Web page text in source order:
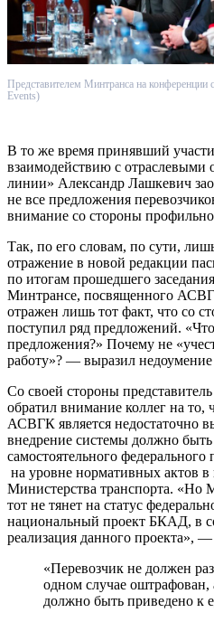
Представителем Минтранса на конференции
Events)
В то же время принявший
взаимодействию с
линии» Александр Лашкевич
не все предложения
внимание со стороны
Так, по его словам, по сути,
отражение в новой редакции
по итогам прошедшего
Минтрансе, посвященного
отражен лишь тот факт, что со
поступил ряд предложений. «Что
предложения?» Почему не
работу»? — выразил недоумение
Со своей стороны
обратил внимание коллег на то,
АСВГК является недостаточно
внедрение системы должно быть
самостоятельного федерального
на уровне нормативных актов в
Министерства транспорта. «Но
тот не тянет на статус
национальный проект БКАД, в
реализация данного проекта», —
«Перевозчик не должен
одном случае
должно быть приведено к